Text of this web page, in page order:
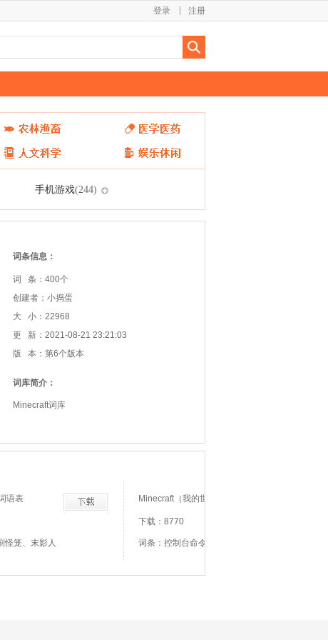
注册
登录
手机游戏(244)
词条信息：
词 条：400个
创建者：小捣蛋
大 小：22968
更 新：2021-08-21 23:21:03
版 本：第6个版本
词库简介：
Minecraft词库
语表
怪笼、末影人
Minecraft（我的世界）1.13词库
下载：8770
词条：控制台命令、循环、保持开启